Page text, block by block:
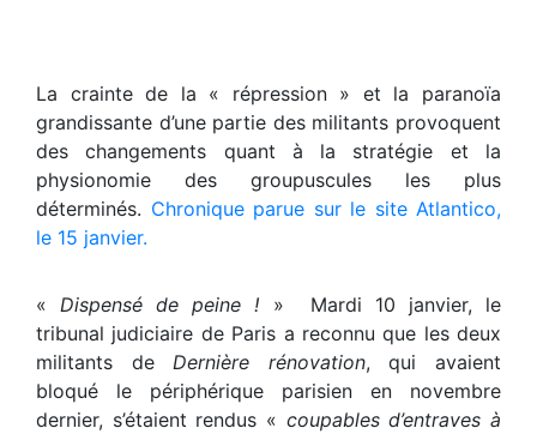
La crainte de la « répression » et la paranoïa
grandissante d’une partie des militants provoquent
des changements quant à la stratégie et la
physionomie des groupuscules les plus
déterminés. Chronique parue sur le site Atlantico,
le 15 janvier.
« Dispensé de peine ! » Mardi 10 janvier, le
tribunal judiciaire de Paris a reconnu que les deux
militants de Dernière rénovation, qui avaient
bloqué le périphérique parisien en novembre
dernier, s’étaient rendus « coupables d’entraves à